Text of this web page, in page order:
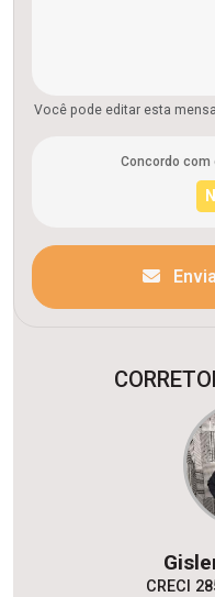
Você pode editar esta
Concordo com
CRECI